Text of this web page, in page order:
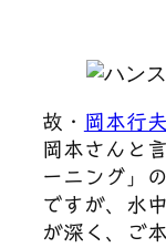
故・ 岡本行夫
岡本さんと
ーニング」
ですが、水
が深く、ご